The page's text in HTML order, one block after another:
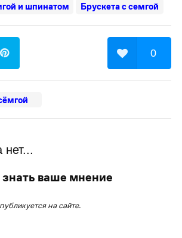
и шпинатом
Брускета с семгой
0
нет...
знать ваше мнение
на сайте.